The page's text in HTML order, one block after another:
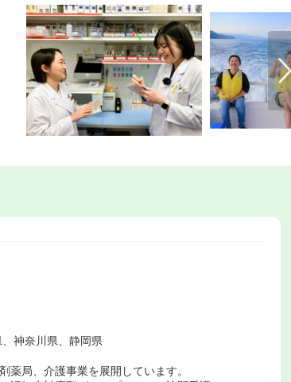
神奈川県、静岡県
薬局、介護事業を展開しています。